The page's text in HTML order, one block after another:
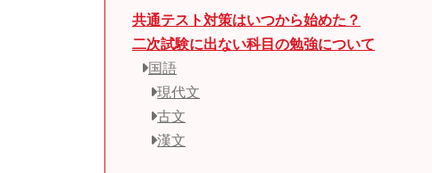
共通テスト対策はいつから始めた？
二次試験に出ない科目の勉強について
国語
現代文
古文
漢文